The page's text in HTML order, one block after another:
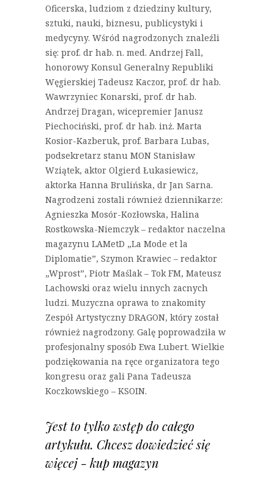
Oficerska, ludziom z dziedziny kultury,
sztuki, nauki, biznesu, publicystyki i
medycyny. Wśród nagrodzonych znaleźli
się: prof. dr hab. n. med. Andrzej Fall,
honorowy Konsul Generalny Republiki
Węgierskiej Tadeusz Kaczor, prof. dr hab.
Wawrzyniec Konarski, prof. dr hab.
Andrzej Dragan, wicepremier Janusz
Piechociński, prof. dr hab. inż. Marta
Kosior-Kazberuk, prof. Barbara Lubas,
podsekretarz stanu MON Stanisław
Wziątek, aktor Olgierd Łukasiewicz,
aktorka Hanna Brulińska, dr Jan Sarna.
Nagrodzeni zostali również dziennikarze:
Agnieszka Mosór-Kozłowska, Halina
Rostkowska-Niemczyk – redaktor naczelna
magazynu LAMetD „La Mode et la
Diplomatie”, Szymon Krawiec – redaktor
„Wprost”, Piotr Maślak – Tok FM, Mateusz
Lachowski oraz wielu innych zacnych
ludzi. Muzyczna oprawa to znakomity
Zespół Artystyczny DRAGON, który został
również nagrodzony. Galę poprowadziła w
profesjonalny sposób Ewa Lubert. Wielkie
podziękowania na ręce organizatora tego
kongresu oraz gali Pana Tadeusza
Koczkowskiego – KSOIN.
Jest to tylko wstęp do całego
artykułu. Chcesz dowiedzieć się
więcej - kup magazyn